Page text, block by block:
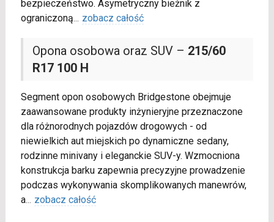
bezpieczeństwo. Asymetryczny bieżnik z
ograniczoną... zobacz całość
Opona osobowa oraz SUV – 215/60
R17 100 H
Segment opon osobowych Bridgestone obejmuje
zaawansowane produkty inżynieryjne przeznaczone
dla różnorodnych pojazdów drogowych - od
niewielkich aut miejskich po dynamiczne sedany,
rodzinne minivany i eleganckie SUV-y. Wzmocniona
konstrukcja barku zapewnia precyzyjne prowadzenie
podczas wykonywania skomplikowanych manewrów,
a... zobacz całość